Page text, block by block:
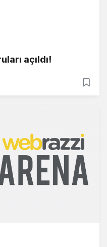
açıldı!